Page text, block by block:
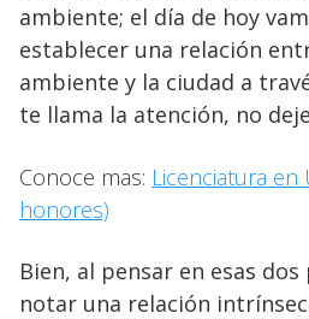
ambiente; el día de hoy
establecer una relación
ambiente y la ciudad a
te llama la atención, no
Conoce mas: Licenciatura
honores)
Bien, al pensar en esas
notar una relación